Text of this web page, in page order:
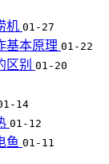
机 01-27
基本原理 01-22
区别 01-20
14
01-12
鱼 01-11